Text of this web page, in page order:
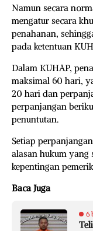
Namun secara
mengatur secara
penahanan,
pada ketentuan
Dalam KUHAP,
maksimal 60 hari,
20 hari dan
perpanjangan
penuntutan.
Setiap
alasan hukum yang
kepentingan
Baca Juga
6